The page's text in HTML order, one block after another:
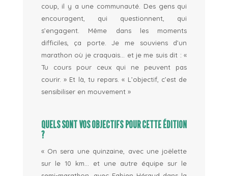
coup, il y a une communauté. Des gens qui
encouragent, qui questionnent, qui
s’engagent. Même dans les moments
difficiles, ça porte. Je me souviens d’un
marathon où je craquais… et je me suis dit :«
Tu cours pour ceux qui ne peuvent pas
courir. » Et là, tu repars.« L’objectif, c’est de
sensibiliser en mouvement »
QUELS SONT VOS OBJECTIFS POUR CETTE ÉDITION
?
« On sera une quinzaine, avec une joëlette
sur le 10 km… et une autre équipe sur le